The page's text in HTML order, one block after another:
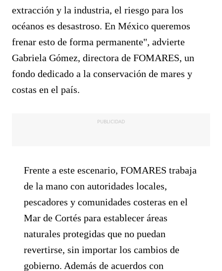
extracción y la industria, el riesgo para los
océanos es desastroso. En México queremos
frenar esto de forma permanente", advierte
Gabriela Gómez, directora de FOMARES, un
fondo dedicado a la conservación de mares y
costas en el país.
PUBLICIDAD
Frente a este escenario, FOMARES trabaja
de la mano con autoridades locales,
pescadores y comunidades costeras en el
Mar de Cortés para establecer áreas
naturales protegidas que no puedan
revertirse, sin importar los cambios de
gobierno. Además de acuerdos con